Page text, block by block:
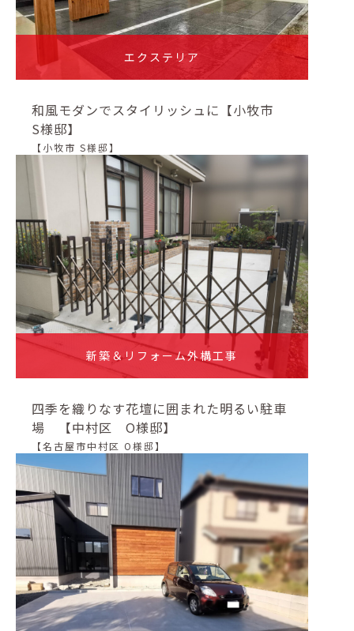
エクステリア
和風モダンでスタイリッシュに【小牧市
S様邸】
【小牧市 S様邸】
新築＆リフォーム外構工事
四季を織りなす花壇に囲まれた明るい駐車
場 【中村区 O様邸】
【名古屋市中村区 O様邸】